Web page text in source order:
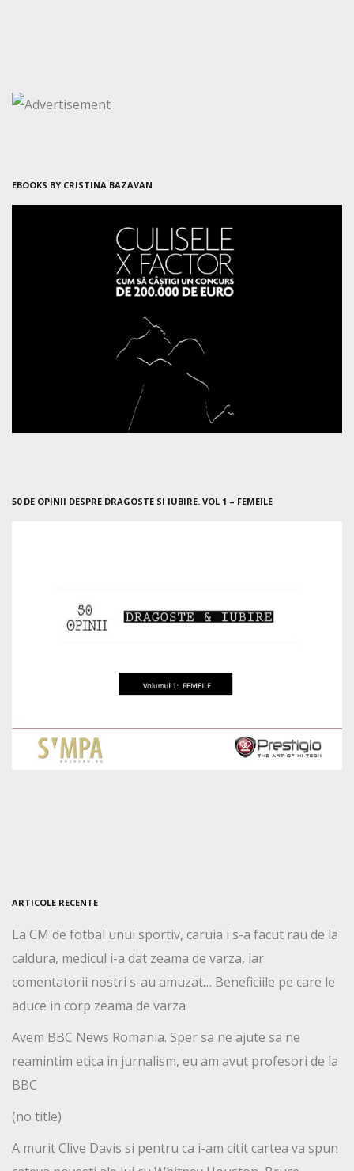
EBOOKS BY CRISTINA BAZAVAN
50 DE OPINII DESPRE DRAGOSTE SI IUBIRE. VOL 1 – FEMEILE
ARTICOLE RECENTE
La CM de fotbal unui sportiv, caruia i s-a facut rau de la
caldura, medicul i-a dat zeama de varza, iar
comentatorii nostri s-au amuzat… Beneficiile pe care le
aduce in corp zeama de varza
Avem BBC News Romania. Sper sa ne ajute sa ne
reamintim etica in jurnalism, eu am avut profesori de la
BBC
(no title)
A murit Clive Davis si pentru ca i-am citit cartea va spun